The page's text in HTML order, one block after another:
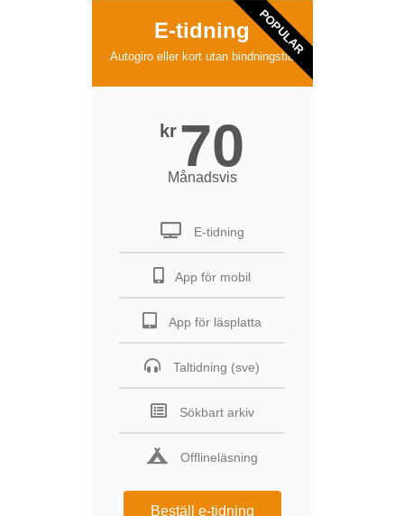
E-tidning
Autogiro eller kort utan bindningstid
kr 70
Månadsvis
E-tidning
App för mobil
App för läsplatta
Taltidning (sve)
Sökbart arkiv
Offlineläsning
Beställ e-tidning
POPULAR